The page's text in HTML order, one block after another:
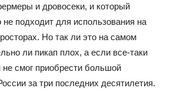
и дровосеки, и который
подходит для использования на
Но так ли это на самом
ли пикап плох, а если все-таки
не смог приобрести большой
за три последних десятилетия.